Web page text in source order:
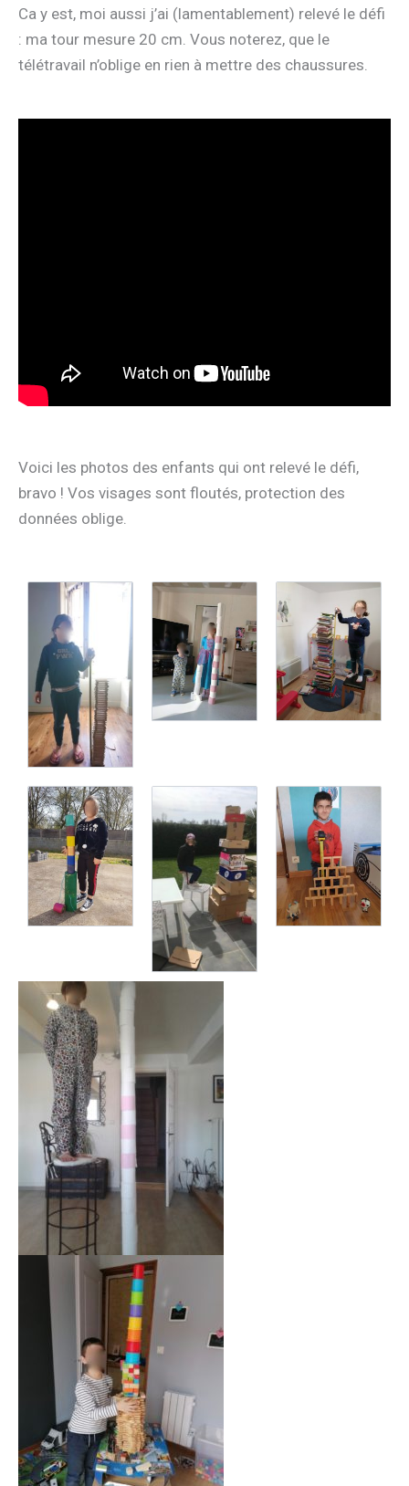
Ca y est, moi aussi j’ai (lamentablement) relevé le défi
: ma tour mesure 20 cm. Vous noterez, que le
télétravail n’oblige en rien à mettre des chaussures.
Voici les photos des enfants qui ont relevé le défi,
bravo ! Vos visages sont floutés, protection des
données oblige.